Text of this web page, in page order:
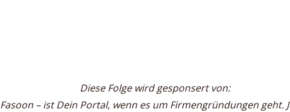
Diese Folge wird gesponsert von:
Fasoon – ist Dein Portal, wenn es um Firmengründungen geht.